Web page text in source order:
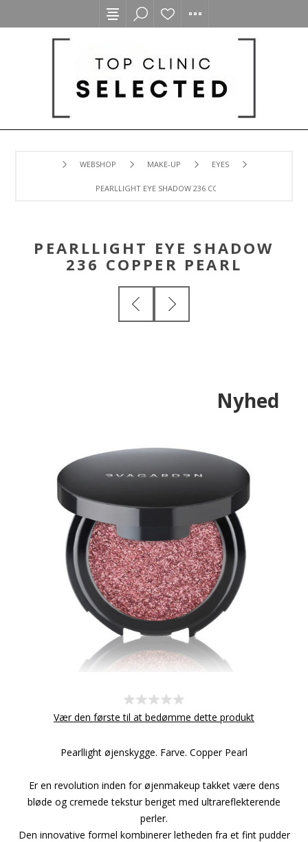
WEBSHOP MAKE-UP EYES
PEARLLIGHT EYE SHADOW 236 COPPER PEARL
PEARLLIGHT EYE SHADOW
236 COPPER PEARL
Nyhed
Vær den første til at bedømme dette produkt
Pearllight øjenskygge. Farve. Copper Pearl
Er en revolution inden for øjenmakeup takket være dens
bløde og cremede tekstur beriget med ultrareflekterende
perler.
Den innovative formel kombinerer letheden fra et fint pudder